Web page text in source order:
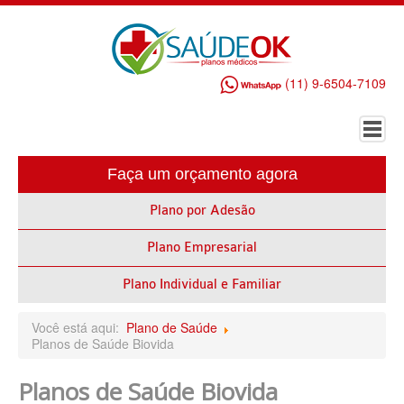
(11) 9-6504-7109
PLANO DE SAÚDE EMPRESARIAL
ALLIANZ PLANO DE SAÚDE EMPRESARIAL
AMEPLAN PLANO DE SAÚDE EMPRESARIAL
BIO SAÚDE PLANO DE SAÚDE EMPRESARIAL
BIOVIDA PLANO DE SAÚDE EMPRESARIAL
Faça um orçamento agora
Plano por Adesão
Plano Empresarial
Plano Individual e Familiar
Você está aqui: Plano de Saúde
Planos de Saúde Biovida
Planos de Saúde Biovida